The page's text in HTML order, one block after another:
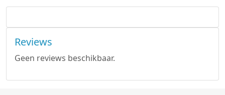
Reviews
Geen reviews beschikbaar.